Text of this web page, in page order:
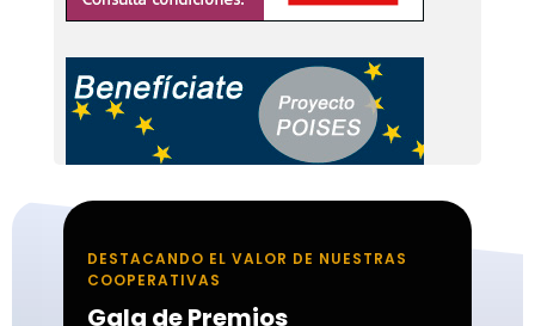
DESTACANDO EL VALOR DE NUESTRAS
COOPERATIVAS
Gala de Premios